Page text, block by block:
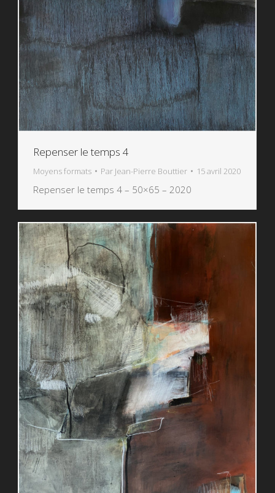
Repenser le temps 4
Moyens formats Par Jean-Pierre Bouttier 15 avril 2020
Repenser le temps 4 – 50×65 – 2020